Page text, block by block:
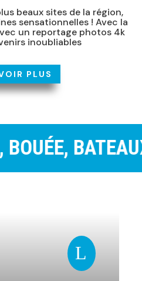
beaux sites de la région,
sensationnelles ! Avec la
un reportage photos 4k
inoubliables
PLUS
|
L